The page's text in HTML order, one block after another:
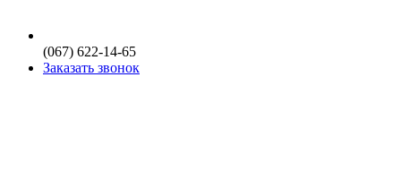
(067) 622-14-65
Заказать звонок